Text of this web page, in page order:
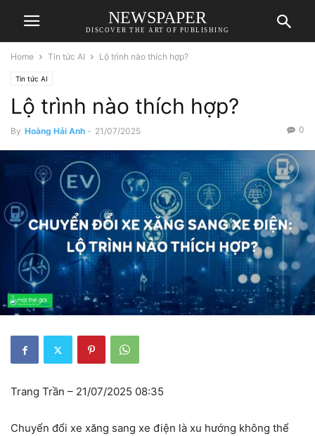
NEWSPAPER
DISCOVER THE ART OF PUBLISHING
Home Tin tức AI Lộ trình nào thích hợp?
Tin tức AI
Lộ trình nào thích hợp?
By Hoàng Hải Anh - 21/07/2025 0
Trang Trần – 21/07/2025 08:35
Chuyển đổi xe xăng sang xe điện là xu hướng không thể